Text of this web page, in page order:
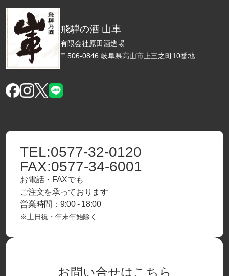
飛騨の酒 山車
有限会社原田酒造場
〒506-0846 岐阜県高山市上三之町10番地
TEL:0577-32-0120
FAX:0577-34-6001
お電話・FAXでも
ご注文を承っております
営業時間：9:00 - 18:00
※土日祝・年末年始除く
お問い合せはこちら